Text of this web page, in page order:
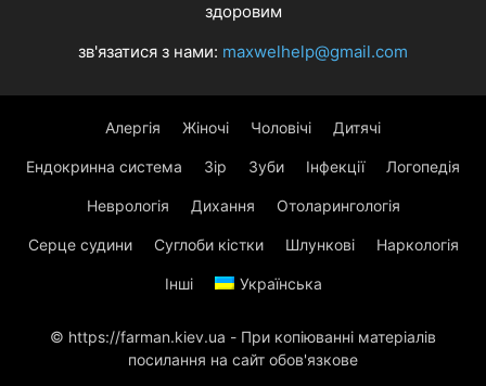
здоровим
зв'язатися з нами: maxwelhelp@gmail.com
Алергія Жіночі Чоловічі Дитячі
Ендокринна система Зір Зуби Інфекції Логопедія
Неврологія Дихання Отоларингологія
Серце судини Суглоби кістки Шлункові Наркологія
Інші Українська
© https://farman.kiev.ua - При копіюванні матеріалів
посилання на сайт обов'язкове